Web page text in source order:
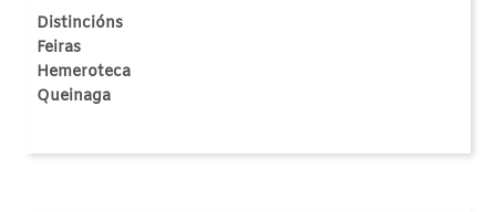
Distincións
Feiras
Hemeroteca
Queinaga